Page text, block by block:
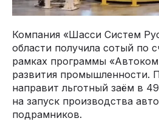
Компания «Шасси Систем
области получила сотый по
рамках программы
развития промышленности.
направит льготный заём в
на запуск производства
подрамников.